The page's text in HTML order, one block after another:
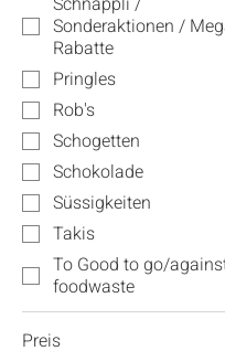
Sonderaktionen /
Rabatte
Pringles
Rob's
Schogetten
Schokolade
Süssigkeiten
Takis
To Good to go/
foodwaste
Preis